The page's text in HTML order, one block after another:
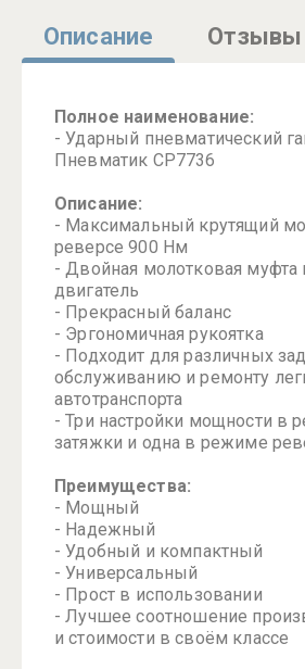
Описание Отзывы
Полное наименование:
- Ударный пневматический
Пневматик CP7736
Описание:
- Максимальный крутящий
реверсе 900 Нм
- Двойная молотковая муфта
двигатель
- Прекрасный баланс
- Эргономичная рукоятка
- Подходит для различных
обслуживанию и ремонту
автотранспорта
- Три настройки мощности в
затяжки и одна в режиме
Преимущества:
- Мощный
- Надежный
- Удобный и компактный
- Универсальный
- Прост в использовании
- Лучшее соотношение
и стоимости в своём классе